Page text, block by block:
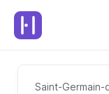
Saint-Germain-